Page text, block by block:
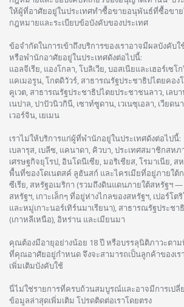
ให้ผู้ที่อาศัยอยู่ในประเทศทำซื้อขายอนุพันธ์ที่ซื้อขาย
กฎหมายและระเบียบข้อบังคับของประเทศ
ข้อจำกัดในการเข้าถึงบริการของเราอาจมีผลบังคั
หรือพำนักอาศัยอยู่ในประเทศดังต่อไปนี้:
แอลจีเรีย, แองโกลา, โบลิเวีย, บอสเนียและเฮอร์เซโ
แคเมอรูน, โกตดิวัวร์, สาธารณรัฐประชาธิปไตยคองโ
คูเวต, สาธารณรัฐประชาธิปไตยประชาชนลาว, เลบ
เนปาล, ปาปัวนิวกินี, เซาท์ซูดาน, เวเนซุเอลา, เวียด
เวอร์จิน, เยเมน
เราไม่ให้บริการแก่ผู้ที่พำนักอยู่ในประเทศดังต่อไปนี้:
เบลารุส, เบลีซ, แคนาดา, คิวบา, ประเทศสมาชิกสห
เศรษฐกิจยุโรป, อินโดนีเซีย, มอริเชียส, โรมาเนีย, ส
พื้นที่ของโดเนตสค์ ลูฮันสก์ และไครเมียที่อยู่ภายใต้
ซีเรีย, สหรัฐอเมริกา (รวมถึงดินแดนภายใต้สหรัฐฯ
สหรัฐฯ, เกาะเล็กๆ ที่อยู่ห่างไกลของสหรัฐฯ, เปอร์โ
และหมู่เกาะนอร์เทิร์นมาเรียนา), สาธารณรัฐประช
(เกาหลีเหนือ), อิหร่าน และเมียนมา
คุณต้องมีอายุอย่างน้อย 18 ปี หรือบรรลุนิติภาวะตา
ที่คุณอาศัยอยู่กำหนด จึงจะสามารถเป็นลูกค้าของเ
เพิ่มเติมบังคับใช้
นี่ไม่ใช่รายการที่ครบถ้วนสมบูรณ์และอาจมีการเปลี่
ข้อมูลล่าสุดเพิ่มเติม โปรดติดต่อเราโดยตรง